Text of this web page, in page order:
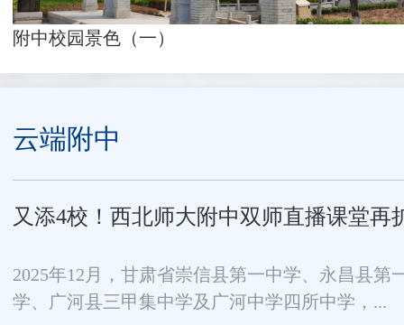
附中校园景色（二）
云端附中
关于面向全省高中开放西北师大附中双
关于面向全省高中开放西北师大附中双师直播课
告